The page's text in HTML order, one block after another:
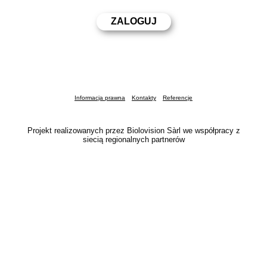
Informacja prawna Kontakty Referencje
Projekt realizowanych przez Biolovision Sàrl we współpracy z
siecią regionalnych partnerów